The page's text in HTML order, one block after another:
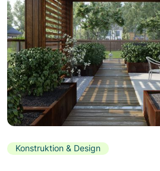
Konstruktion & Design